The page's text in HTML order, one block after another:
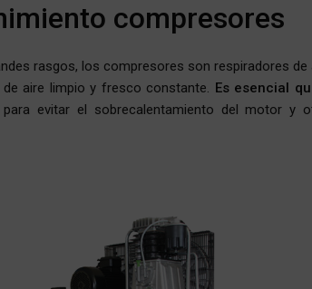
compresores
rasgos, los compresores son respiradores de
aire limpio y fresco constante. Es esencial
para evitar el sobrecalentamiento del motor y